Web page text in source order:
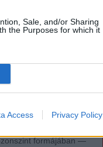
Sale, and/or Sharing
the Purposes for which it
Access Privacy Policy
érték sem.
légszennyező
szint, ahol már
hogy ez nem
fajta akut káros
hogy a káros hatás
formájában —